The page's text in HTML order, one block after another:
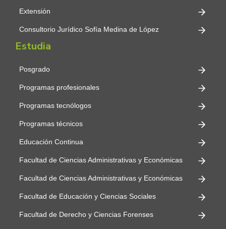
Extensión
Consultorio Jurídico Sofía Medina de López
Estudia
Posgrado
Programas profesionales
Programas tecnólogos
Programas técnicos
Educación Continua
Facultad de Ciencias Administrativas y Económicas
Facultad de Ciencias Administrativas y Económicas
Facultad de Educación y Ciencias Sociales
Facultad de Derecho y Ciencias Forenses